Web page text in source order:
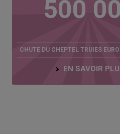
500
CHUTE DU CHEPTEL TRUIES
EN SAVOIR